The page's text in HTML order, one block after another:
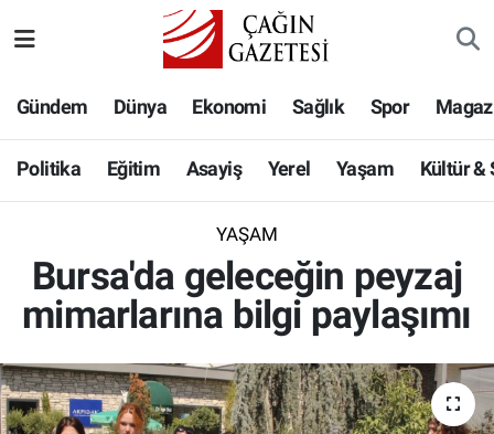
Gündem Dünya Ekonomi Sağlık Spor
Politika Eğitim Asayiş Yerel Yaşam Kültür &
YAŞAM
Bursa'da geleceğin peyzaj
mimarlarına bilgi paylaşımı
Eğitim
Asayiş
Yaşam
Kültür & Sanat
Bilim-Teknoloji
Hava Durumu
Namaz Vakitleri
Süper Lig Puan Durumu ve Fikstür
Tüm Manşetler
Son Dakika Haberleri